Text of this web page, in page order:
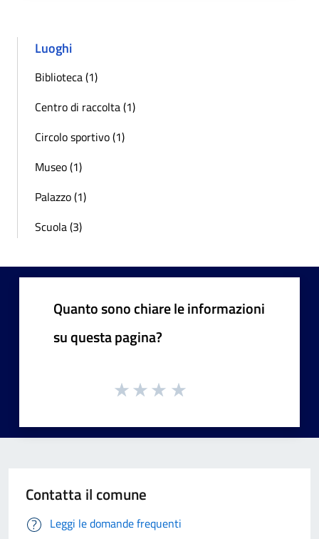
Luoghi
Biblioteca (1)
Centro di raccolta (1)
Circolo sportivo (1)
Museo (1)
Palazzo (1)
Scuola (3)
Quanto sono chiare le informazioni
su questa pagina?
Contatta il comune
Leggi le domande frequenti